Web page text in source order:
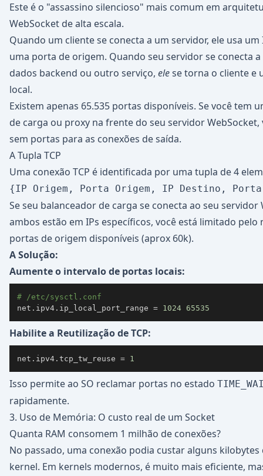
Este é o "assassino silencioso" mais comum em
WebSocket de alta escala.
Quando um cliente se conecta a um servidor, ele usa
uma porta de origem. Quando seu servidor se conecta
dados backend ou outro serviço, elese torna o cliente e
local.
Existem apenas 65.535 portas disponíveis. Se você tem
de carga ou proxy na frente do seu servidor
sem portas para as conexões de saída.
A Tupla TCP
Uma conexão TCP é identificada por uma tupla de 4
{IP Origem, Porta Origem, IP Destino,
Se seu balanceador de carga se conecta ao seu servidor
ambos estão em IPs específicos, você está limitado pelo
portas de origem disponíveis (aprox 60k).
A Solução:
Aumente o intervalo de portas locais:
# /etc/sysctl.conf
net.ipv4.ip_local_port_range = 1024 65535
Habilite a Reutilização de TCP:
net.ipv4.tcp_tw_reuse = 1
Isso permite ao SO reclamar portas no estado
rapidamente.
3. Uso de Memória: O custo real de um Socket
Quanta RAM consomem 1 milhão de conexões?
No passado, uma conexão podia custar alguns
kernel. Em kernels modernos, é muito mais eficiente,